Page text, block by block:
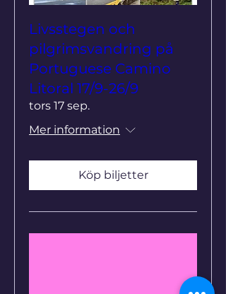
Livsstegen och
pilgrimsvandring på
Portuguese Camino
Litoral 17/9-26/9
tors 17 sep.
Mer information
Köp biljetter